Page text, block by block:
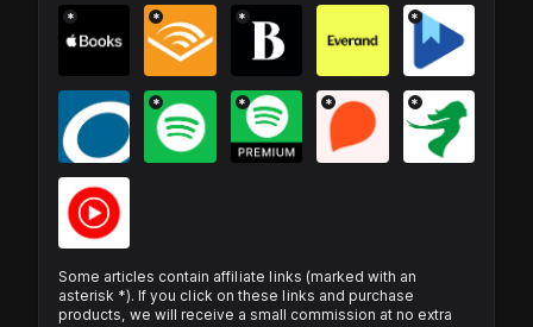
* * * *
* * * *
Some articles contain affiliate links (marked with an
asterisk *). If you click on these links and purchase
products, we will receive a small commission at no extra